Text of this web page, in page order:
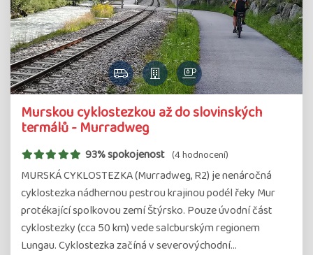
Murskou cyklostezkou až do slovinských
termálů - Murradweg
93% spokojenost (4 hodnocení)
MURSKÁ CYKLOSTEZKA (Murradweg, R2) je nenáročná
cyklostezka nádhernou pestrou krajinou podél řeky Mur
protékající spolkovou zemí Štýrsko. Pouze úvodní část
cyklostezky (cca 50 km) vede salcburským regionem
Lungau. Cyklostezka začíná v severovýchodní…